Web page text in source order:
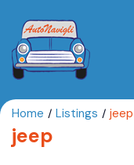
Home Listings jeep
jeep